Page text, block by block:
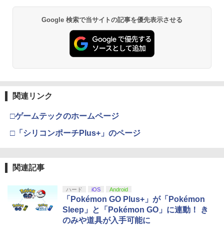
Google 検索で当サイトの記事を優先表示させる
関連リンク
□ゲームテックのホームページ
□「シリコンポーチPlus+」のページ
関連記事
ハード iOS Android
「Pokémon GO Plus+」が「Pokémon
Sleep」と「Pokémon GO」に連動！ き
のみや道具が入手可能に